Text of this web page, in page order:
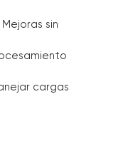
Mejoras sin
cargas